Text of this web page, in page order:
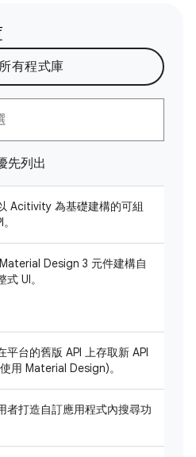
有程式庫
先列出
Acitivity 為基礎建構的可組
Design 3 元件建構自
式 UI。
平台的舊版 API 上存取新 API
用 Material Design)。
者打造自訂應用程式內搜尋功